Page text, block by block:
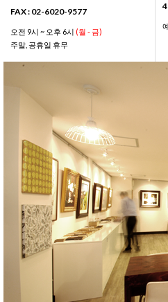
FAX : 02-6020-9577
오전 9시 ~ 오후 6시 (월 - 금)
주말, 공휴일 휴무